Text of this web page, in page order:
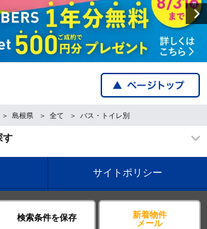
検索条件を保存
新着物件
メール
島根県 全て バス・トイレ別
す
サイトポリシー
ー 運営会社について